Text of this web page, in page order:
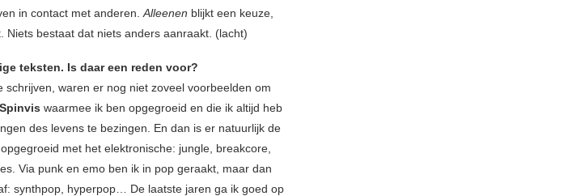
in contact met anderen. Alleenen blijkt een keuze,
Niets bestaat dat niets anders aanraakt. (lacht)
teksten. Is daar een reden voor?
waren er nog niet zoveel voorbeelden om
Spinvis waarmee ik ben opgegroeid en die ik altijd heb
des levens te bezingen. En dan is er natuurlijk de
met het elektronische: jungle, breakcore,
Via punk en emo ben ik in pop geraakt, maar dan
synthpop, hyperpop… De laatste jaren ga ik goed op